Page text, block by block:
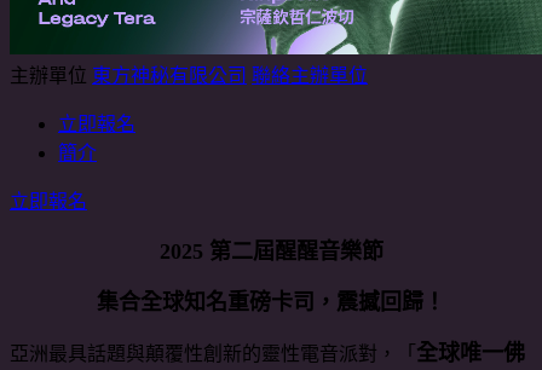
主辦單位 東方神秘有限公司 聯絡主辦單位
立即報名
簡介
立即報名
2025 第二屆醒醒音樂節
集合全球知名重磅卡司，震撼回歸！
亞洲最具話題與顛覆性創新的靈性電音派對，「 全球唯一佛